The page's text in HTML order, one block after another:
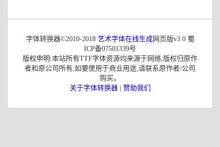
字体转换器©2010-2018 艺术字体在线生成网页版v3.0 蜀
ICP备07501339号
版权申明:本站所有TTF字体资源均来源于网络,版权归原作
者和原公司所有,如要使用于商业用途,请联系原作者/公司
购买。
关于字体转换器| 赞助我们